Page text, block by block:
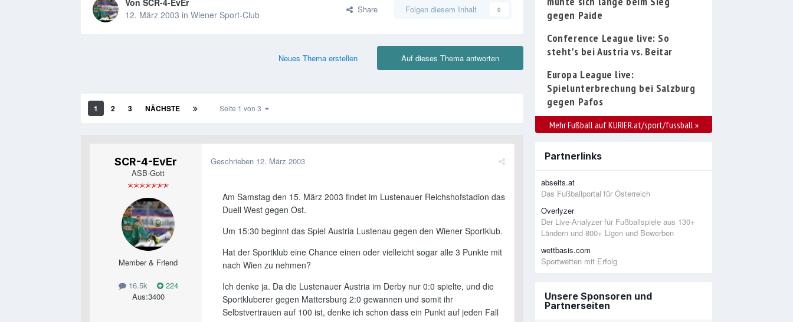
Von SCR-4-EvEr
12. März 2003 in Wiener Sport-Club Share Folgen diesem Inhalt 0
Auf dieses Thema antworten
Neues Thema erstellen
1 2 3 NÄCHSTE Seite 1 von 3
SCR-4-EvEr
ASB-Gott
Member & Friend
16.5k
224
Aus:3400
Geschrieben 12. März 2003
Am Samstag den 15. März 2003 findet im Lustenauer Reichshofstadion das
Duell West gegen Ost.
Um 15:30 beginnt das Spiel Austria Lustenau gegen den Wiener Sportklub.
Hat der Sportklub eine Chance einen oder vielleicht sogar alle 3 Punkte mit
nach Wien zu nehmen?
Ich denke ja. Da die Lustenauer Austria im Derby nur 0:0 spielte, und die
Sportkluberer gegen Mattersburg 2:0 gewannen und somit ihr
Selbstvertrauen auf 100 ist, denke ich schon dass ein Punkt auf jeden Fall
gegen Paide
Conference League live: So
steht's bei Austria vs. Beitar
Europa League live:
Spielunterbrechung bei Salzburg
gegen Pafos
Mehr Fußball auf KURIER.at/sport/fussball »
Partnerlinks
abseits.at
Das Fußballportal für Österreich
Overlyzer
Der Live-Analyzer für Fußballspiele aus 130+
Ländern und 800+ Ligen und Bewerben
wettbasis.com
Sportwetten mit Erfolg
Unsere Sponsoren und
Partnerseiten